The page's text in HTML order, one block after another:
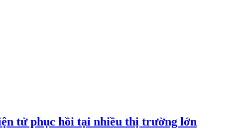
tử phục hồi tại nhiều thị trường lớn